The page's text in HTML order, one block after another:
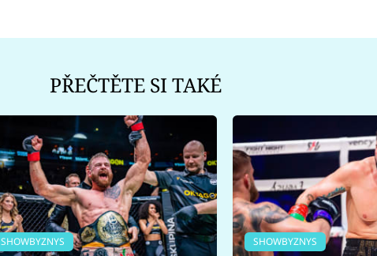
PŘEČTĚTE SI TAKÉ
SHOWBYZNYS SHOWBYZNYS